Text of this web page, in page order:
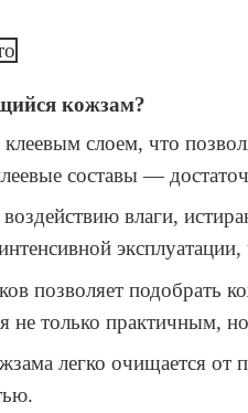
кожзам?
слоем, что
составы —
влаги,
позволяет подобрать
не только практичным,
легко очищается